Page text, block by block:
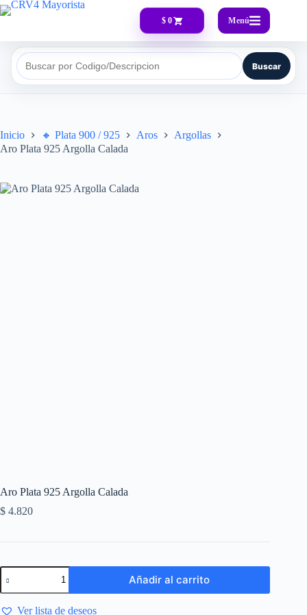
$ 0 Menú
Buscar por Codigo/Descripcion Buscar
Inicio 🔸​ Plata 900 / 925 Aros
Argollas
Aro Plata 925 Argolla Calada
Aro Plata 925 Argolla Calada
$ 4.820
Añadir al carrito
Ver lista de deseos